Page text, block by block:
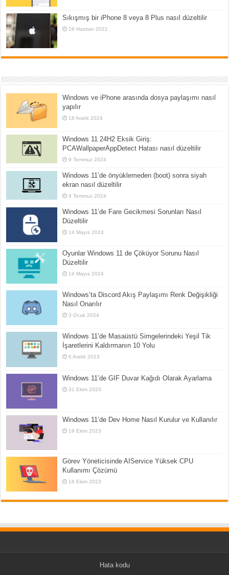
Sıkışmış bir iPhone 8 veya 8 Plus nasıl düzeltilir
26 Haziran 2021
Windows ve iPhone arasında dosya paylaşımı nasıl
yapılır
18 Aralık 2024
Windows 11 24H2 Eksik Giriş:
PCAWallpaperAppDetect Hatası nasıl düzeltilir
9 Temmuz 2024
Windows 11’de önyüklemeden (boot) sonra siyah
ekran nasıl düzeltilir
9 Temmuz 2024
Windows 11’de Fare Gecikmesi Sorunları Nasıl
Düzeltilir
14 Mayıs 2024
Oyunlar Windows 11 de Çöküyor Sorunu Nasıl
Düzeltilir
14 Mayıs 2024
Windows’ta Discord Akış Paylaşımı Renk Değişikliği
Nasıl Onarılır
3 Ocak 2024
Windows 11’de Masaüstü Simgelerindeki Yeşil Tik
İşaretlerini Kaldırmanın 10 Yolu
6 Aralık 2023
Windows 11’de GIF Duvar Kağıdı Olarak Ayarlama
31 Ekim 2023
Windows 11’de Dev Home Nasıl Kurulur ve Kullanılır
19 Ekim 2023
Görev Yöneticisinde AIService Yüksek CPU
Kullanımı Çözümü
16 Ekim 2023
Hata kodu